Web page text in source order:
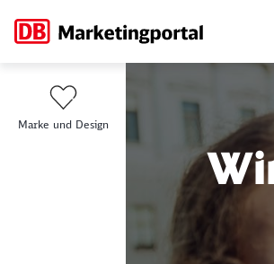
Loyalty
Marke und Design